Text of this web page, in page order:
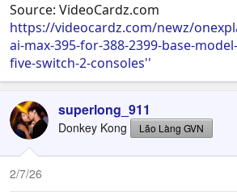
Source: VideoCardz.com
https://videocardz.com/newz/
ai-max-395-for-388-2399-base-
five-switch-2-consoles''
superlong_911
Donkey Kong Lão Làng GVN
2/7/26